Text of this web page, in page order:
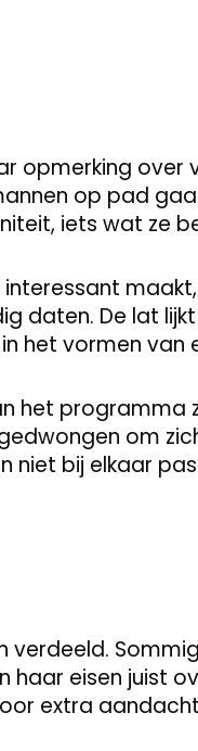
opmerking over
op pad
iets wat ze
daten. De lat
het vormen van
het programma
om
niet bij elkaar
verdeeld.
haar eisen juist
extra